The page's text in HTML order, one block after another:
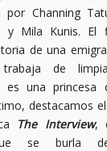
por Channing
y Mila Kunis. El
de una
de
es una princesa
destacamos
The Interview,
se burla